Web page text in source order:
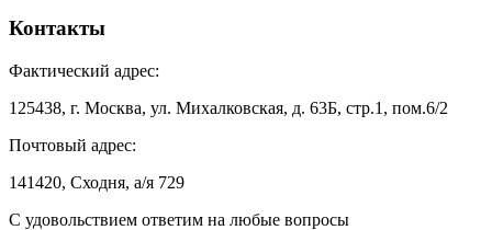
Контакты
Фактический адрес:
125438, г. Москва, ул. Михалковская, д. 63Б, стр.1, пом.6/2
Почтовый адрес:
141420, Сходня, а/я 729
С удовольствием ответим на любые вопросы